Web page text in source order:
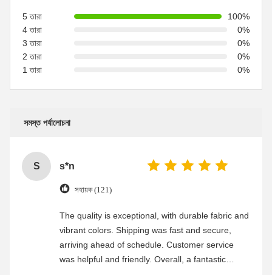
5 তারা
100%
4 তারা
0%
3 তারা
0%
2 তারা
0%
1 তারা
0%
সমস্ত পর্যালোচনা
S s*n
সহায়ক (121)
The quality is exceptional, with durable fabric and
vibrant colors. Shipping was fast and secure,
arriving ahead of schedule. Customer service
was helpful and friendly. Overall, a fantastic